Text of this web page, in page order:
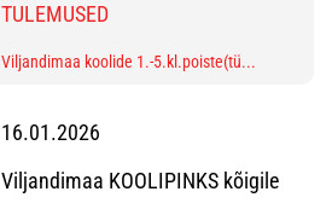
TULEMUSED
Viljandimaa koolide 1.-5.kl.poiste(tü...
16.01.2026
Viljandimaa KOOLIPINKS kõigile